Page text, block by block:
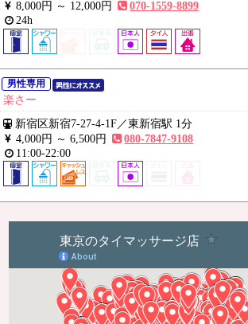
8,000円 ～ 12,000円
070-1559-8899
24h
男性専用
楽さー
新宿区新宿7-27-4-1F／東新宿駅 1分
4,000円 ～6,500円
080-7847-9108
11:00-22:00